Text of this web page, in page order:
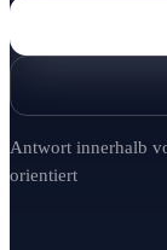
Antwort innerhalb
orientiert